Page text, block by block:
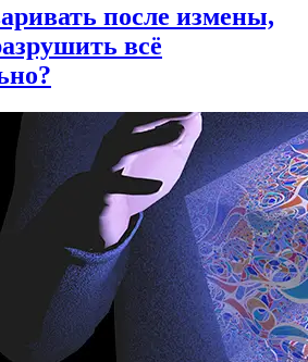
после измены,
всё